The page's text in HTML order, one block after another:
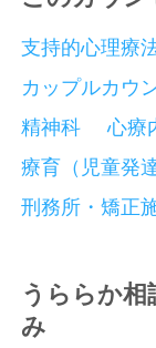
支持的心理療
カップルカウ
精神科
心療
療育（児童発
刑務所・矯正
うららか
み